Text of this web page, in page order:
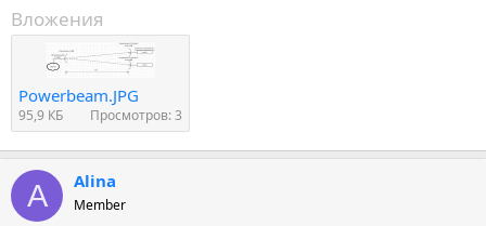
Вложения
Powerbeam.JPG
95,9 КБ Просмотров: 3
A Alina
Member